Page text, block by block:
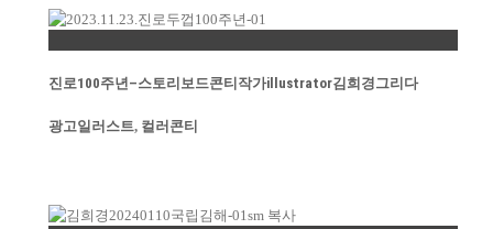
진로100주년–스토리보드콘티작가illustrator김희경그리다
광고일러스트, 컬러콘티